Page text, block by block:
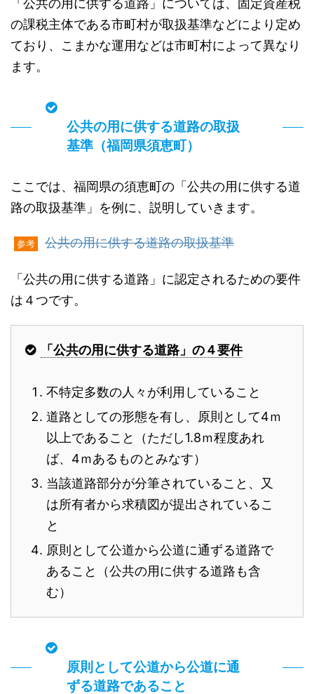
「公共の用に供する道路」については、固定資産税
の課税主体である市町村が取扱基準などにより定め
ており、こまかな運用などは市町村によって異なり
ます。
公共の用に供する道路の取扱
基準（福岡県須恵町）
ここでは、福岡県の須恵町の「公共の用に供する道
路の取扱基準」を例に、説明していきます。
参考 公共の用に供する道路の取扱基準
「公共の用に供する道路」に認定されるための要件
は４つです。
「公共の用に供する道路」の４要件
不特定多数の人々が利用していること
道路としての形態を有し、原則として4ｍ
以上であること（ただし1.8ｍ程度あれ
ば、4ｍあるものとみなす）
当該道路部分が分筆されていること、又
は所有者から求積図が提出されているこ
と
原則として公道から公道に通ずる道路で
あること（公共の用に供する道路も含
む）
原則として公道から公道に通
ずる道路であること